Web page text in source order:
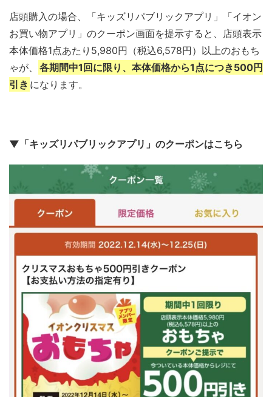
店頭購入の場合、「キッズリパブリックアプリ」「イオン
お買い物アプリ」のクーポン画面を提示すると、店頭表示
本体価格1点あたり5,980円（税込6,578円）以上のおもち
ゃが、 各期間中1回に限り、本体価格から1点につき500円
引き になります。
▼「キッズリパブリックアプリ」のクーポンはこちら